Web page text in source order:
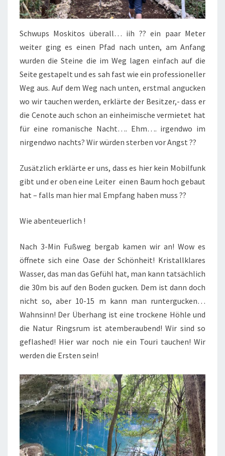
Schwups Moskitos überall… iih ?? ein paar Meter
weiter ging es einen Pfad nach unten, am Anfang
wurden die Steine die im Weg lagen einfach auf die
Seite gestapelt und es sah fast wie ein professioneller
Weg aus. Auf dem Weg nach unten, erstmal angucken
wo wir tauchen werden, erklärte der Besitzer,- dass er
die Cenote auch schon an einheimische vermietet hat
für eine romanische Nacht…. Ehm…. irgendwo im
nirgendwo nachts? Wir würden sterben vor Angst ??
Zusätzlich erklärte er uns, dass es hier kein Mobilfunk
gibt und er oben eine Leiter einen Baum hoch gebaut
hat – falls man hier mal Empfang haben muss ??
Wie abenteuerlich !
Nach 3-Min Fußweg bergab kamen wir an! Wow es
öffnete sich eine Oase der Schönheit! Kristallklares
Wasser, das man das Gefühl hat, man kann tatsächlich
die 30m bis auf den Boden gucken. Dem ist dann doch
nicht so, aber 10-15 m kann man runtergucken…
Wahnsinn! Der Überhang ist eine trockene Höhle und
die Natur Ringsrum ist atemberaubend! Wir sind so
geflashed! Hier war noch nie ein Touri tauchen! Wir
werden die Ersten sein!